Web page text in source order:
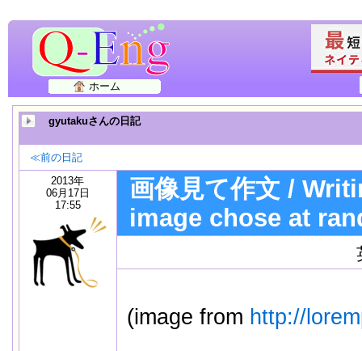
ホーム
gyutakuさんの日記
≪前の日記
2013年
06月17日
17:55
画像見て作文 /
image chose at
(image from http://